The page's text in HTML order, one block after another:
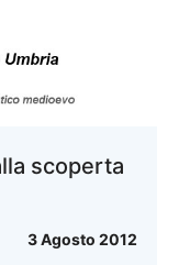
scoperta
3 Agosto 2012